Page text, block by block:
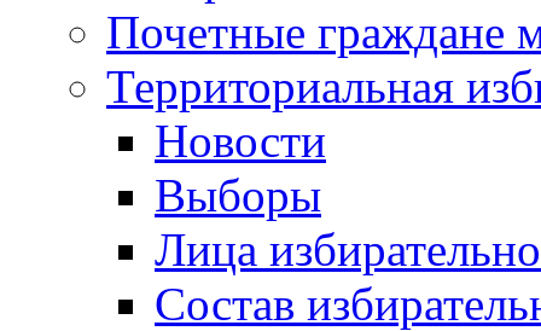
Почетные граждане
Территориальная
Новости
Выборы
Лица
Состав